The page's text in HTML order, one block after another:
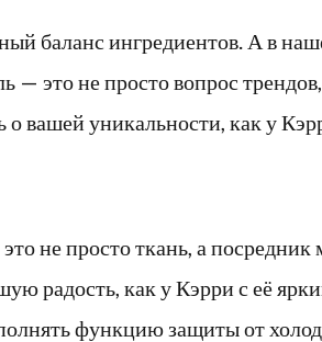
баланс ингредиентов. А в
— это не просто вопрос
о вашей уникальности, как у
не просто ткань, а
радость, как у Кэрри с её
функцию защиты от